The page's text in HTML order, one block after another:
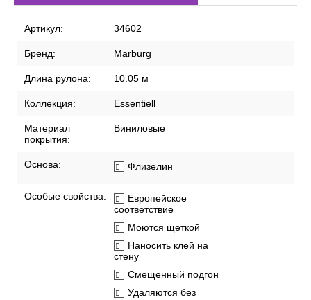
Артикул: 34602
Бренд: Marburg
Длина рулона: 10.05 м
Коллекция: Essentiell
Материал
покрытия:
Виниловые
Основа: Флизелин
Особые свойства:
Европейское
соответствие
Моются щеткой
Наносить клей на
стену
Смещенный подгон
Удаляются без